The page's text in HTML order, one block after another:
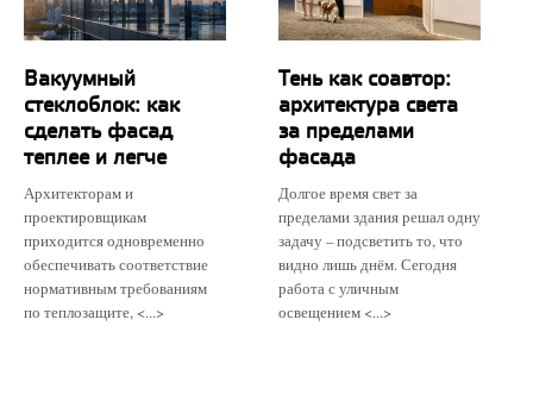
Вакуумный
стеклоблок: как
сделать фасад
теплее и легче
Архитекторам и
проектировщикам
приходится одновременно
обеспечивать соответствие
нормативным требованиям
по теплозащите, <...>
Тень как соавтор:
архитектура света
за пределами
фасада
Долгое время свет за
пределами здания решал одну
задачу – подсветить то, что
видно лишь днём. Сегодня
работа с уличным
освещением <...>